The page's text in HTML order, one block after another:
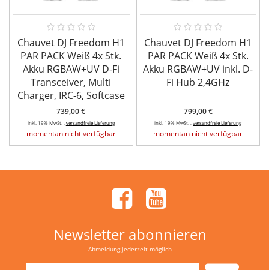
Chauvet DJ Freedom H1
PAR PACK Weiß 4x Stk.
Akku RGBAW+UV D-Fi
Transceiver, Multi
Charger, IRC-6, Softcase
739,00 €
inkl. 19% MwSt. , versandfreie Lieferung
momentan nicht verfügbar
Chauvet DJ Freedom H1
PAR PACK Weiß 4x Stk.
Akku RGBAW+UV inkl. D-
Fi Hub 2,4GHz
799,00 €
inkl. 19% MwSt. ,versandfreie Lieferung
momentan nicht verfügbar
Newsletter abonnieren
Abmeldung jederzeit möglich